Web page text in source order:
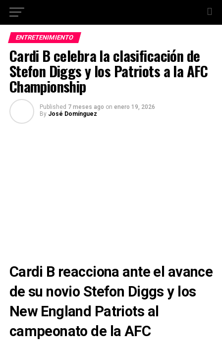
ENTRETENIMIENTO
Cardi B celebra la clasificación de
Stefon Diggs y los Patriots a la AFC
Championship
Published 7 meses ago on enero 19, 2026
By José Domínguez
Cardi B reacciona ante el avance
de su novio Stefon Diggs y los
New England Patriots al
campeonato de la AFC